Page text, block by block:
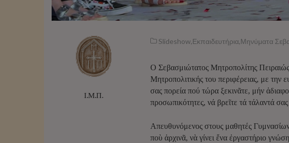
Ι.Μ.Π.
Slideshow,Εκπαιδευτήρια,Μηνύματα
Ο Σεβασμιώτατος Μητροπολίτης
Μητροπολιτικής του περιφέρειας, με την
σας πορεία πού τώρα ξεκινᾶτε, μήν
προσωπικότητες, νά βρεῖτε τά τάλαντά
Απευθυνόμενος στους μαθητές
ποὺ ἀρχινᾶ, νὰ γίνει ἕνα ἐργαστήριο